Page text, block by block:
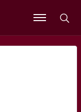
Ouvrir
le